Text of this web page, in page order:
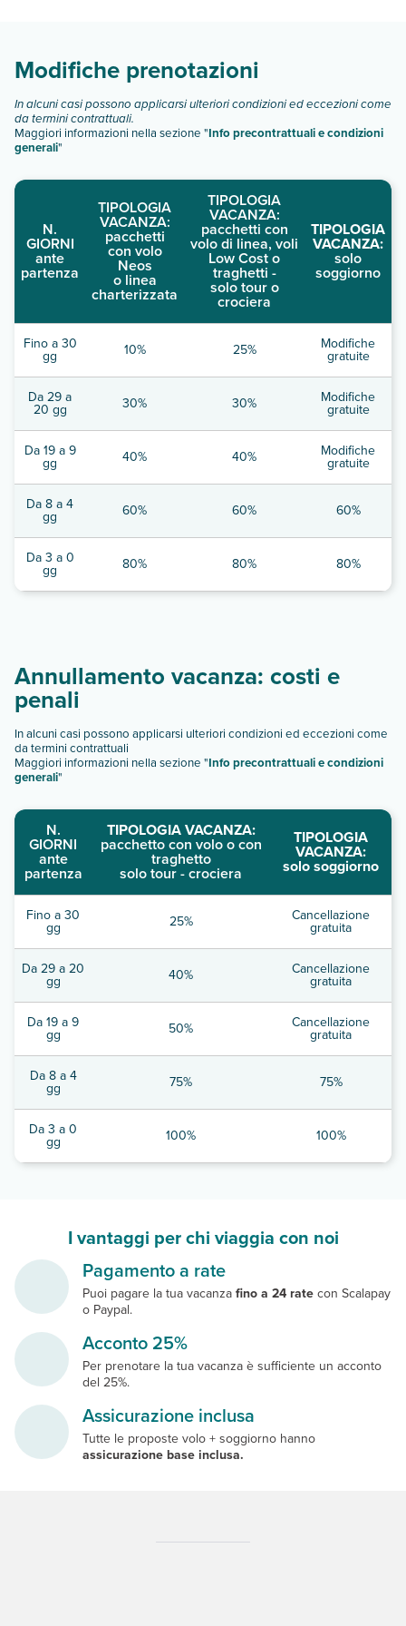
Modifiche prenotazioni
In alcuni casi possono applicarsi ulteriori condizioni ed eccezioni come
da termini contrattuali.
Maggiori informazioni nella sezione "Info precontrattuali e condizioni
generali"
N.
GIORNI
ante
partenza
TIPOLOGIA
VACANZA:
pacchetti
con volo
Neos
o linea
charterizzata
TIPOLOGIA
VACANZA:
pacchetti con
volo di linea, voli
Low Cost o
traghetti -
solo tour o
crociera
TIPOLOGIA
VACANZA:
solo
soggiorno
Fino a 30
gg 10% 25% Modifiche
gratuite
Da 29 a
20 gg 30% 30% Modifiche
gratuite
Da 19 a 9
gg 40% 40% Modifiche
gratuite
Da 8 a 4
gg 60% 60% 60%
Da 3 a 0
gg 80% 80% 80%
Annullamento vacanza: costi e
penali
In alcuni casi possono applicarsi ulteriori condizioni ed eccezioni come
da termini contrattuali
Maggiori informazioni nella sezione "Info precontrattuali e condizioni
generali"
N.
GIORNI
ante
partenza
TIPOLOGIA VACANZA:
pacchetto con volo o con
traghetto
solo tour - crociera
TIPOLOGIA
VACANZA:
solo soggiorno
Fino a 30
gg 25% Cancellazione
gratuita
Da 29 a 20
gg 40% Cancellazione
gratuita
Da 19 a 9
gg 50% Cancellazione
gratuita
Da 8 a 4
gg 75% 75%
Da 3 a 0
gg 100% 100%
I vantaggi per chi viaggia con noi
Pagamento a rate
Puoi pagare la tua vacanzafino a 24 ratecon Scalapay
o Paypal.
Acconto 25%
Per prenotare la tua vacanza è sufficiente un acconto
del 25%.
Assicurazione inclusa
Tutte le proposte volo + soggiorno hanno
assicurazione base inclusa.